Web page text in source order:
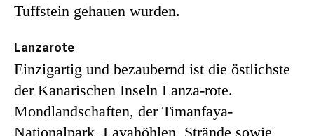
Tuffstein gehauen wurden.
Lanzarote
Einzigartig und bezaubernd ist die östlichste
der Kanarischen Inseln Lanza-rote.
Mondlandschaften, der Timanfaya-
Nationalpark, Lavahöhlen, Strände sowie